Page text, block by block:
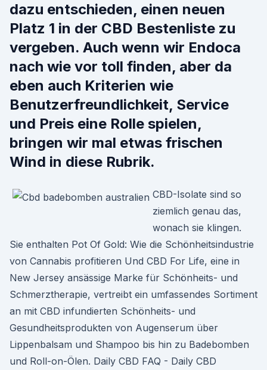
dazu entschieden, einen neuen
Platz 1 in der CBD Bestenliste zu
vergeben. Auch wenn wir Endoca
nach wie vor toll finden, aber da
eben auch Kriterien wie
Benutzerfreundlichkeit, Service
und Preis eine Rolle spielen,
bringen wir mal etwas frischen
Wind in diese Rubrik.
CBD-Isolate sind so
ziemlich genau das,
wonach sie klingen.
Sie enthalten Pot Of Gold: Wie die Schönheitsindustrie
von Cannabis profitieren Und CBD For Life, eine in
New Jersey ansässige Marke für Schönheits- und
Schmerztherapie, vertreibt ein umfassendes Sortiment
an mit CBD infundierten Schönheits- und
Gesundheitsprodukten von Augenserum über
Lippenbalsam und Shampoo bis hin zu Badebomben
und Roll-on-Ölen. Daily CBD FAQ - Daily CBD